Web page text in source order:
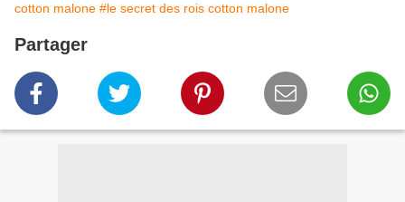
cotton malone #le secret des rois cotton malone
Partager